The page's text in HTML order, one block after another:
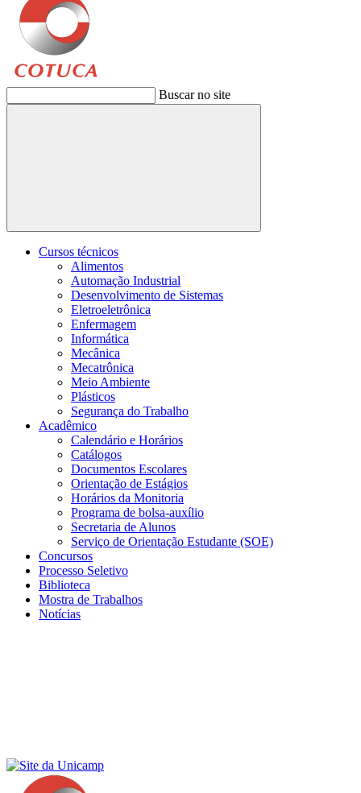
Buscar no site
Buscar
Cursos técnicos
Alimentos
Automação Industrial
Desenvolvimento de Sistemas
Eletroeletrônica
Enfermagem
Informática
Mecânica
Mecatrônica
Meio Ambiente
Plásticos
Segurança do Trabalho
Acadêmico
Calendário e Horários
Catálogos
Documentos Escolares
Orientação de Estágios
Horários da Monitoria
Programa de bolsa-auxílio
Secretaria de Alunos
Serviço de Orientação Estudante (SOE)
Concursos
Processo Seletivo
Biblioteca
Mostra de Trabalhos
Notícias